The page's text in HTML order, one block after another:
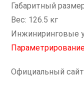
Габаритный
Вес: 126.5 кг
Инжиниринговые
Официальный